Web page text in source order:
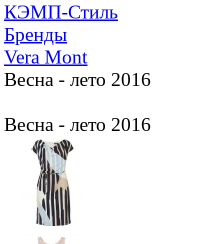
КЭМП-Стиль
Бренды
Vera Mont
Весна - лето 2016
Весна - лето 2016